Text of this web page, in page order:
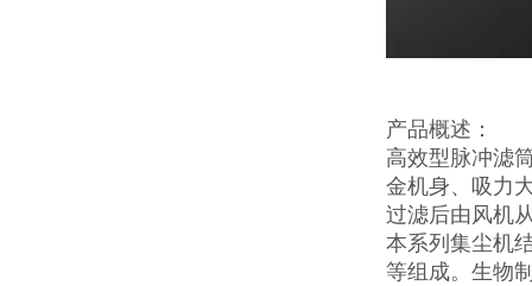
产品概述：
高效型脉冲滤
金机身、吸力
过滤后由风机
本系列集尘机
等组成。生物